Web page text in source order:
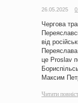
26.05.2025
Чергова
від
це Proslav
Максим
Читати